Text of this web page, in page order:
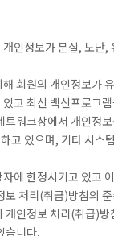
인정보가 분실, 도
회원의 개인정보가
고 최신 백신프로그
워크상에서 개인정
고 있으며, 기타 시
에 한정시키고 있고
처리(취급)방침의
인정보 처리(취급)
습니다.